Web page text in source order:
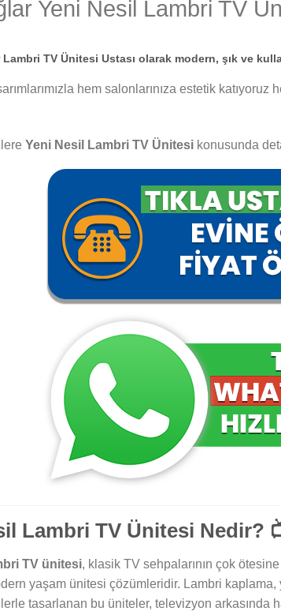
Yeni Nesil Lambri TV
TV Ünitesi Ustası olarak modern, şık ve
hem salonlarınıza estetik
Yeni Nesil Lambri TV Ünitesi konusunda
Lambri TV Ünitesi Nedir?
TV ünitesi, klasik TV sehpalarının çok
yaşam ünitesi çözümleridir. Lambri
tasarlanan bu üniteler, televizyon arkasında